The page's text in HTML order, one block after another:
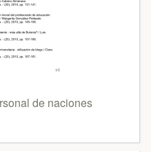
de naciones